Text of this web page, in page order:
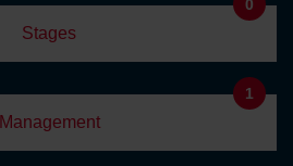
Stages
0
Management
1